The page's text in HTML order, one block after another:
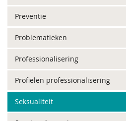
Preventie
Problematieken
Professionalisering
Profielen professionalisering
Seksualiteit